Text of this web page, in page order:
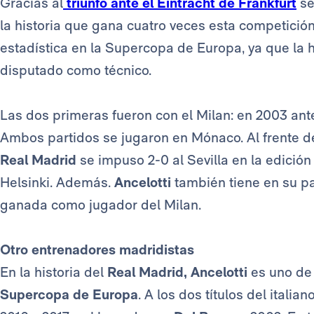
la historia que gana cuatro veces esta
estadística en la Supercopa de Europa, ya que la
disputado como técnico.
Las dos primeras fueron con el Milan: en 2003
Ambos partidos se jugaron en Mónaco. Al frente
Real Madrid se impuso 2-0 al Sevilla en la
Helsinki. Además. Ancelotti también tiene en su
ganada como jugador del Milan.
Otro entrenadores madridistas
En la historia del Real Madrid, Ancelotti es uno
Supercopa de Europa. A los dos títulos del